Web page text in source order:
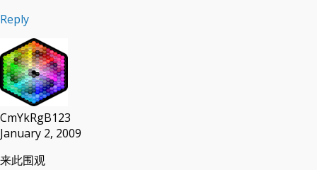
Reply
CmYkRgB123
January 2, 2009
来此围观